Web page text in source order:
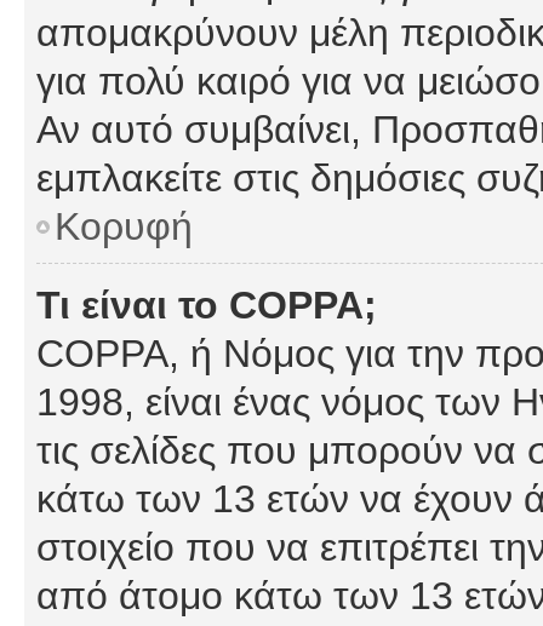
απομακρύνουν μέλη
για πολύ καιρό για να
Αν αυτό συμβαίνει,
εμπλακείτε στις δημόσιες
Κορυφή
Τι είναι το COPPA;
COPPA, ή Νόμος για την
1998, είναι ένας νόμος των
τις σελίδες που μπορούν να
κάτω των 13 ετών να έχουν
στοιχείο που να επιτρέπει
από άτομο κάτω των 13